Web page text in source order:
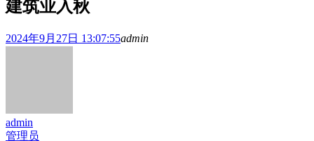
建筑业入秋
2024年9月27日 13:07:55admin
admin
管理员